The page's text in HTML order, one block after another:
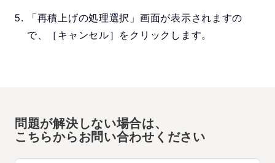
「再積上げの処理選択」画面が表示されますの
で、［キャンセル］をクリックします。
問題が解決しない場合は、
こちらからお問い合わせください